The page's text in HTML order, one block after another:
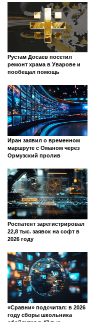
Рустам Досаев посетил
ремонт храма в Уварове и
пообещал помощь
Иран заявил о временном
маршруте с Оманом через
Ормузский пролив
Роспатент зарегистрировал
22,8 тыс. заявок на софт в
2026 году
«Сравни» подсчитал: в 2026
году сборы школьника